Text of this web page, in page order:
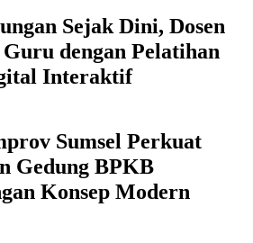
Sejak Dini, Dosen
dengan Pelatihan
Interaktif
Sumsel Perkuat
Gedung BPKB
Konsep Modern